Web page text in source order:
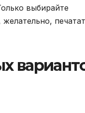
выбирайте